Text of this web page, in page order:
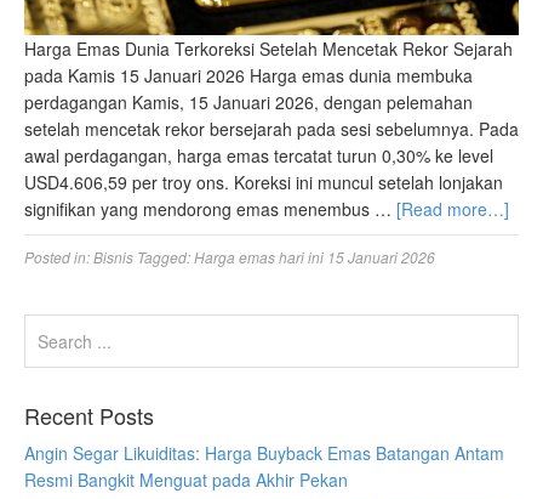
Harga Emas Dunia Terkoreksi Setelah Mencetak Rekor Sejarah
pada Kamis 15 Januari 2026 Harga emas dunia membuka
perdagangan Kamis, 15 Januari 2026, dengan pelemahan
setelah mencetak rekor bersejarah pada sesi sebelumnya. Pada
awal perdagangan, harga emas tercatat turun 0,30% ke level
USD4.606,59 per troy ons. Koreksi ini muncul setelah lonjakan
signifikan yang mendorong emas menembus … [Read more…]
Posted in:Bisnis Tagged:Harga emas hari ini 15 Januari 2026
Recent Posts
Angin Segar Likuiditas: Harga Buyback Emas Batangan Antam
Resmi Bangkit Menguat pada Akhir Pekan